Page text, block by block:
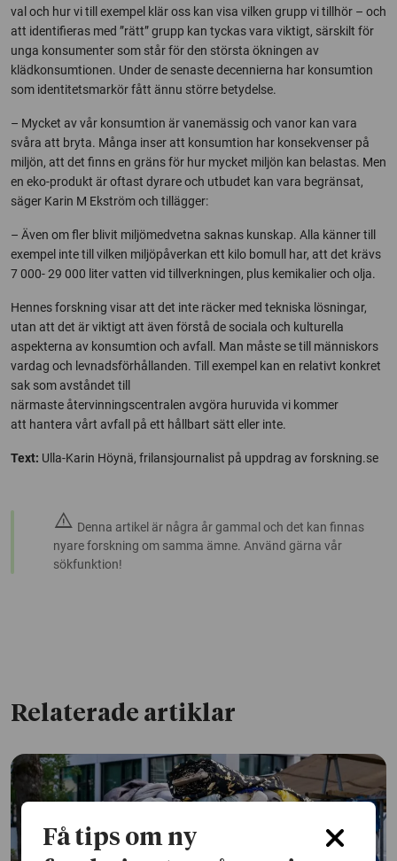
val och hur vi till exempel klär oss kan visa vilken grupp vi tillhör – och
att identifieras med ”rätt” grupp kan tyckas vara viktigt, särskilt för
unga konsumenter som står för den största ökningen av
klädkonsumtionen. Under de senaste decennierna har konsumtion
som identitetsmarkör fått ännu större betydelse.
– Mycket av vår konsumtion är vanemässig och vanor kan vara
svåra att bryta. Många inser att konsumtion har konsekvenser på
miljön, att det finns en gräns för hur mycket miljön kan belastas. Men
en eko-produkt är oftast dyrare och utbudet kan vara begränsat,
säger Karin M Ekström och tillägger:
– Även om fler blivit miljömedvetna saknas kunskap. Alla känner till
exempel inte till vilken miljöpåverkan ett kilo bomull har, att det krävs
7 000- 29 000 liter vatten vid tillverkningen, plus kemikalier och olja.
Hennes forskning visar att det inte räcker med tekniska lösningar,
utan att det är viktigt att även förstå de sociala och kulturella
aspekterna av konsumtion och avfall. Man måste se till människors
vardag och levnadsförhållanden. Till exempel kan en relativt konkret
sak som avståndet till
närmaste återvinningscentralen avgöra huruvida vi kommer
att hantera vårt avfall på ett hållbart sätt eller inte.
Text: Ulla-Karin Höynä, frilansjournalist på uppdrag av forskning.se
warning Denna artikel är några år gammal och det kan finnas
nyare forskning om samma ämne. Använd gärna vår
sökfunktion!
Relaterade artiklar
Få tips om ny